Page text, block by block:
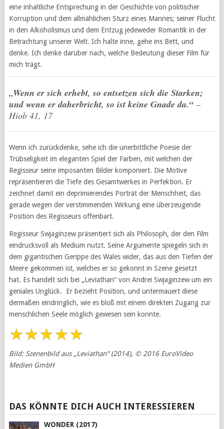
eine inhaltliche Entsprechung in der Geschichte von politischer
Korruption und dem allmählichen Sturz eines Mannes; seiner Flucht
in den Alkoholismus und dem Entzug jedeweder Romantik in der
Betrachtung unserer Welt. Ich halte inne, gehe ins Bett, und
denke. Ich denke darüber nach, welche Bedeutung dieser Film für
mich trägt.
„Wenn er sich erhebt, so entsetzen sich die Starken;
und wenn er daherbricht, so ist keine Gnade da.“–
Hiob 41, 17
Wenn ich zurückdenke, sehe ich die unerbittliche Poesie der
Trübseligkeit im eleganten Spiel der Farben, mit welchen der
Regisseur seine imposanten Bilder komponiert. Die Motive
repräsentieren die Tiefe des Gesamtwerkes in Perfektion. Er
zeichnet damit ein deprimierendes Porträt der Menschheit, das
gerade wegen der verstimmenden Wirkung eine überzeugende
Position des Regisseurs offenbart.
Regisseur Swjaginzew präsentiert sich als Philosoph, der den Film
eindrucksvoll als Medium nutzt. Seine Argumente spiegeln sich in
dem gigantischen Gerippe des Wales wider, das aus den Tiefen der
Meere gekommen ist, welches er so gekonnt in Szene gesetzt
hat. Es handelt sich bei „Leviathan“ von Andrei Swjaginzew um ein
geniales Unglück. Er bezieht Position, und untermauert diese
dermaßen eindringlich, wie es bloß mit einem direkten Zugang zur
menschlichen Seele möglich gewesen sein konnte.
Bild: Szenenbild aus „Leviathan“ (2014), © 2016 EuroVideo
Medien GmbH
DAS KÖNNTE DICH AUCH INTERESSIEREN
WONDER (2017)